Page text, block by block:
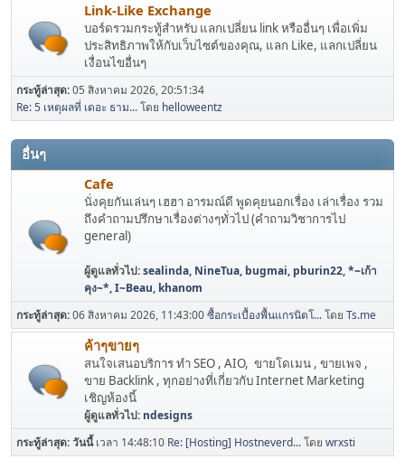
Link-Like Exchange
บอร์ดรวมกระทู้สำหรับ แลกเปลี่ยน link หรืออื่นๆ เพื่อเพิ่ม
ประสิทธิภาพให้กับเว็บไซต์ของคุณ, แลก Like, แลกเปลี่ยน
เงื่อนไขอื่นๆ
กระทู้ล่าสุด:05 สิงหาคม 2026, 20:51:34
Re: 5 เหตุผลที่ เดอะ ธาม...โดย helloweentz
อื่นๆ
Cafe
นั่งคุยกันเล่นๆ เฮฮา อารมณ์ดี พูดคุยนอกเรื่อง เล่าเรื่อง รวม
ถึงคำถามปรึกษาเรื่องต่างๆทั่วไป (คำถามวิชาการไป
general)
ผู้ดูแลทั่วไป:sealinda, NineTua, bugmai, pburin22,*~เก้า
คุง~*,I~Beau, khanom
กระทู้ล่าสุด:06 สิงหาคม 2026, 11:43:00ซื้อกระเบื้องพื้นแกรนิตโ...โดย Ts.me
ค้าๆขายๆ
สนใจเสนอบริการ ทำ SEO , AIO, ขายโดเมน , ขายเพจ ,
ขาย Backlink , ทุกอย่างที่เกี่ยวกับ Internet Marketing
เชิญห้องนี้
ผู้ดูแลทั่วไป: ndesigns
กระทู้ล่าสุด:วันนี้เวลา 14:48:10 Re: [Hosting] Hostneverd...โดย wrxsti